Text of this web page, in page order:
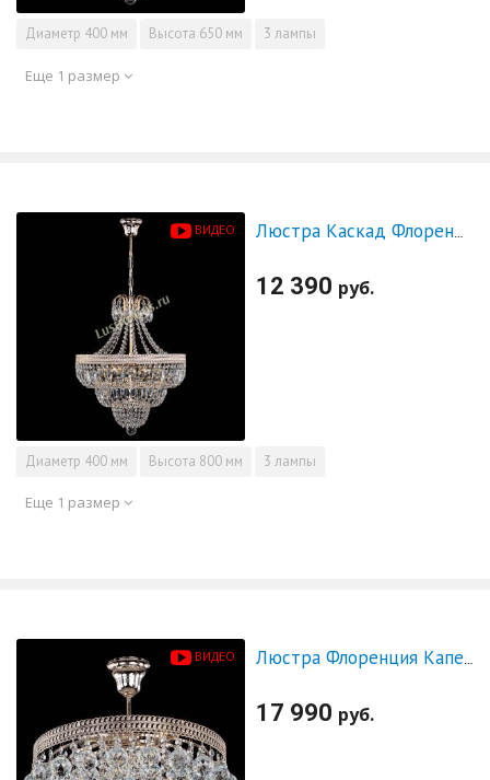
Диаметр 400 мм Высота 650 мм 3 лампы
Еще 1 размер
ВИДЕО
12 390 руб.
Диаметр 400 мм Высота 800 мм 3 лампы
Еще 1 размер
ВИДЕО
17 990 руб.